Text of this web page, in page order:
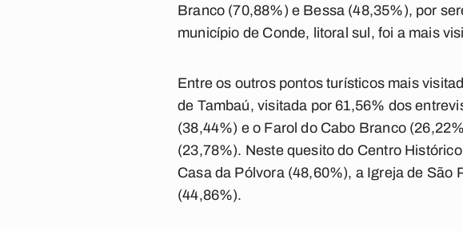
Branco (70,88%) e Bessa (48,35%), por
município de Conde, litoral sul, foi a mais
Entre os outros pontos turísticos mais
de Tambaú, visitada por 61,56% dos
(38,44%) e o Farol do Cabo Branco
(23,78%). Neste quesito do Centro
Casa da Pólvora (48,60%), a Igreja de São
(44,86%).